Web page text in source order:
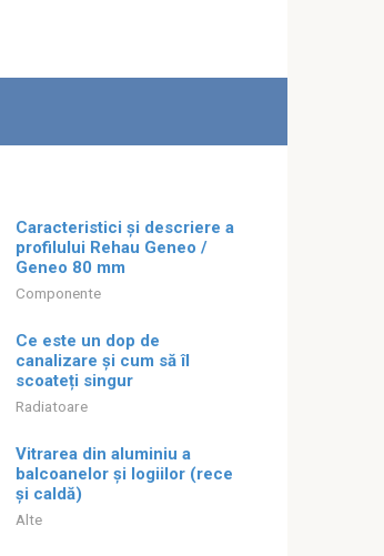
Caracteristici și descriere a
profilului Rehau Geneo /
Geneo 80 mm
Componente
Ce este un dop de
canalizare și cum să îl
scoateți singur
Radiatoare
Vitrarea din aluminiu a
balcoanelor și logiilor (rece
și caldă)
Alte